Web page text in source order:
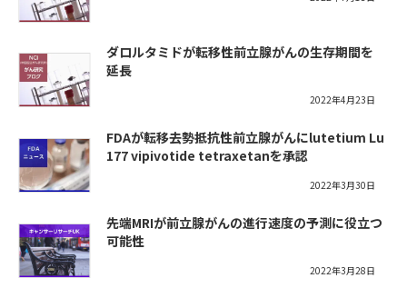
ダロルタミドが転移性前立腺がんの生存期間を
延長
2022年4月23日
FDAが転移去勢抵抗性前立腺がんにlutetium Lu
177 vipivotide tetraxetanを承認
2022年3月30日
先端MRIが前立腺がんの進行速度の予測に役立つ
可能性
2022年3月28日